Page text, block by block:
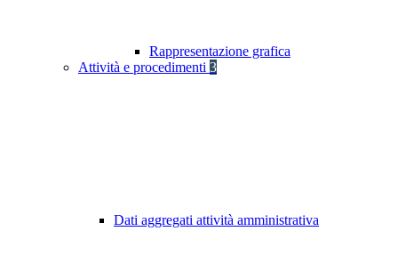
Rappresentazione grafica
Attività e procedimenti 3
Dati aggregati attività amministrativa